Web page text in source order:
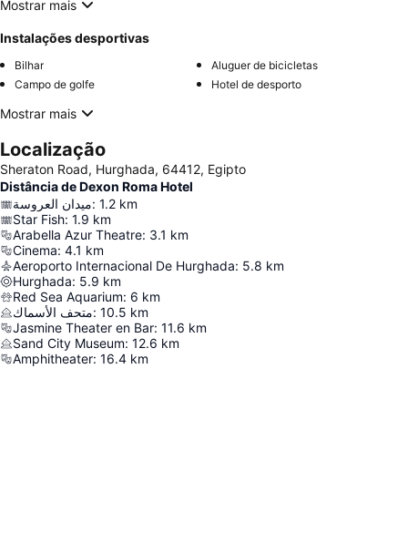
Mostrar mais
Instalações desportivas
Bilhar
Aluguer de bicicletas
Campo de golfe
Hotel de desporto
Mostrar mais
Localização
Sheraton Road, Hurghada, 64412, Egipto
Distância de Dexon Roma Hotel
ميدان العروسة: 1.2 km
Star Fish: 1.9 km
Arabella Azur Theatre: 3.1 km
Cinema: 4.1 km
Aeroporto Internacional De Hurghada: 5.8 km
Hurghada: 5.9 km
Red Sea Aquarium: 6 km
متحف الأسماك: 10.5 km
Jasmine Theater en Bar: 11.6 km
Sand City Museum: 12.6 km
Amphitheater: 16.4 km